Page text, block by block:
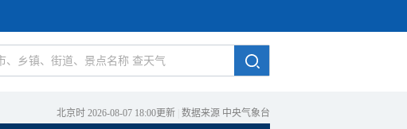
北京时 2026-08-07 18:00更新 数据来源 中央气象台